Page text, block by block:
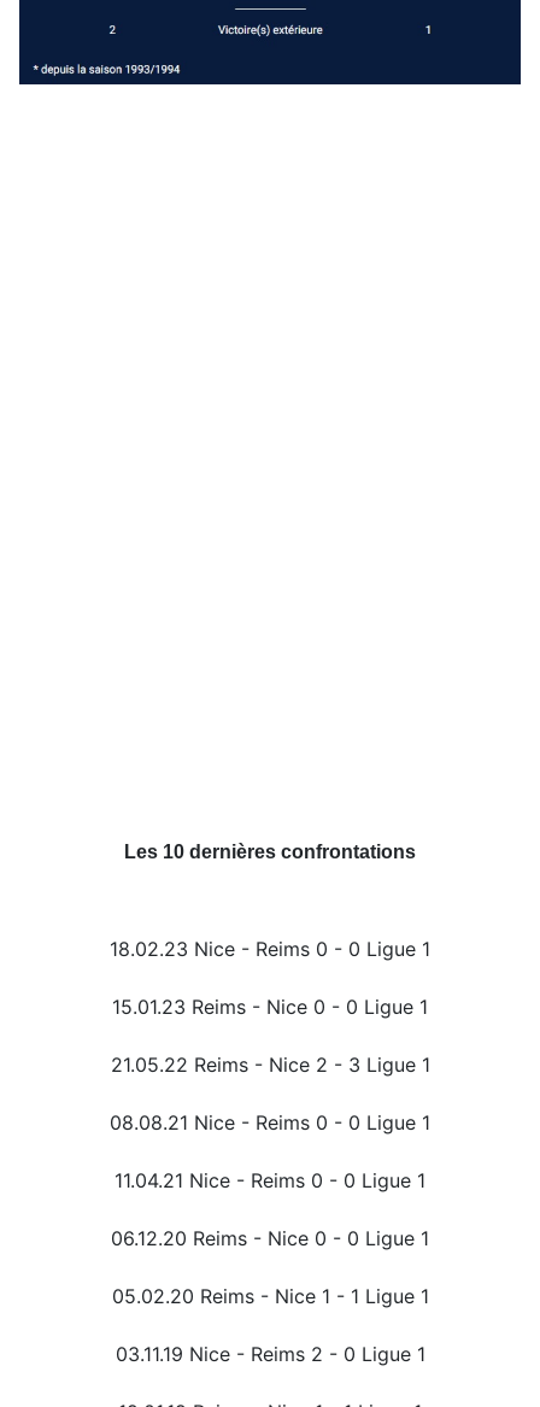
Les 10 dernières confrontations
18.02.23 Nice - Reims 0 - 0 Ligue 1
15.01.23 Reims - Nice 0 - 0 Ligue 1
21.05.22 Reims - Nice 2 - 3 Ligue 1
08.08.21 Nice - Reims 0 - 0 Ligue 1
11.04.21 Nice - Reims 0 - 0 Ligue 1
06.12.20 Reims - Nice 0 - 0 Ligue 1
05.02.20 Reims - Nice 1 - 1 Ligue 1
03.11.19 Nice - Reims 2 - 0 Ligue 1